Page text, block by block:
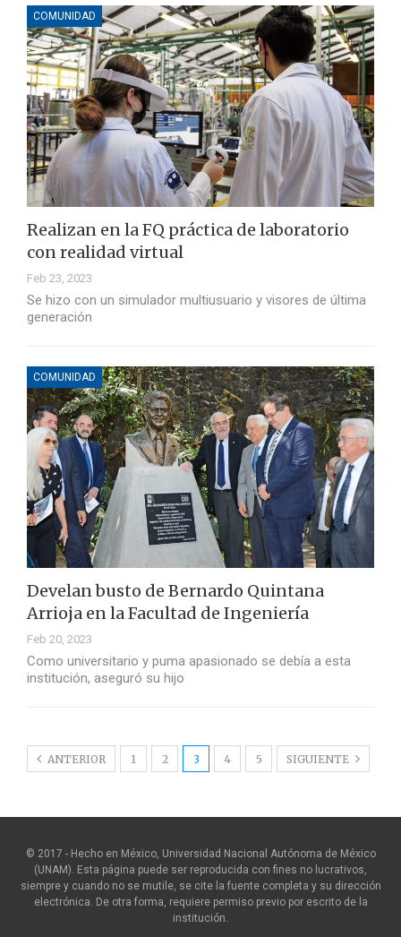
COMUNIDAD
Realizan en la FQ práctica de laboratorio
con realidad virtual
Feb 23, 2023
Se hizo con un simulador multiusuario y visores de última
generación
COMUNIDAD
Develan busto de Bernardo Quintana
Arrioja en la Facultad de Ingeniería
Feb 20, 2023
Como universitario y puma apasionado se debía a esta
institución, aseguró su hijo
ANTERIOR 1 2 3 4 5 SIGUIENTE
© 2017 - Hecho en México, Universidad Nacional Autónoma de México
(UNAM). Esta página puede ser reproducida con fines no lucrativos,
siempre y cuando no se mutile, se cite la fuente completa y su dirección
electrónica. De otra forma, requiere permiso previo por escrito de la
institución.